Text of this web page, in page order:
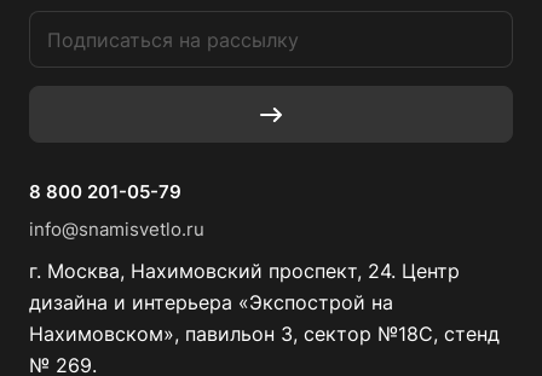
8 800 201-05-79
info@snamisvetlo.ru
г. Москва, Нахимовский проспект, 24. Центр
дизайна и интерьера «Экспострой на
Нахимовском», павильон 3, сектор №18С, стенд
№ 269.